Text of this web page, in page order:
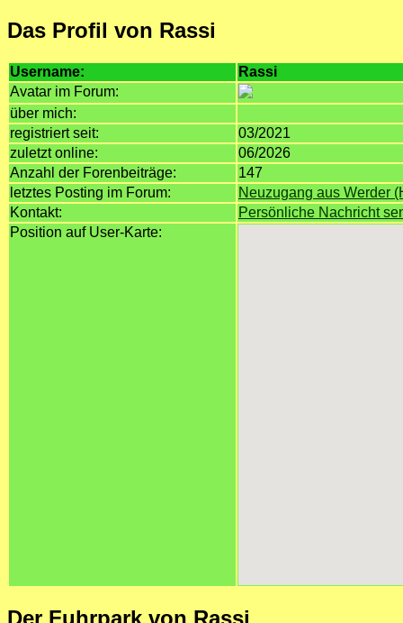
Das Profil von Rassi
Username:
Rassi
Avatar im Forum:
über mich:
registriert seit:
03/2021
zuletzt online:
06/2026
Anzahl der Forenbeiträge:
147
letztes Posting im Forum:
Neuzugang aus Werder
Kontakt:
Persönliche Nachricht
Position auf User-Karte:
Der Fuhrpark von Rassi